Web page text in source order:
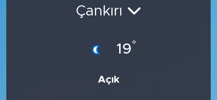
Çankırı
19°
Açık